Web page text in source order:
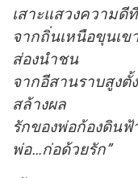
เสาะแสวงความ
จากถิ่นเหนือขุนเ
ส่องนำชน
จากอีสานราบสูง
สล้างผล
รักของพ่อก้องดิน
พ่อ…ก่อด้วยรัก”